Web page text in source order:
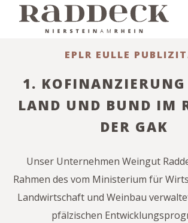
EPLR EULLE
1. KOFINAN­ZIERUNG
LAND UND BUND IM
DER GAK
Unser Unternehmen Weingut
Rahmen des vom Ministerium für
Landwirtschaft und Weinbau
pfälzischen